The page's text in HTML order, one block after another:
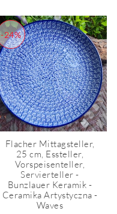
-24%
Flacher Mittagsteller,
25 cm, Essteller,
Vorspeisenteller,
Servierteller -
Bunzlauer Keramik -
Ceramika Artystyczna -
Waves